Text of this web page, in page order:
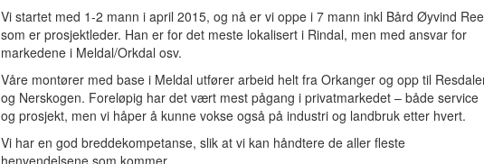
Vi startet med 1-2 mann i april 2015, og nå er vi oppe i 7 mann inkl Bård Øyvind Ree
som er prosjektleder. Han er for det meste lokalisert i Rindal, men med ansvar for
markedene i Meldal/Orkdal osv.
Våre montører med base i Meldal utfører arbeid helt fra Orkanger og opp til
og Nerskogen. Foreløpig har det vært mest pågang i privatmarkedet – både service
og prosjekt, men vi håper å kunne vokse også på industri og landbruk etter hvert.
Vi har en god breddekompetanse, slik at vi kan håndtere de aller fleste
henvendelsene som kommer.